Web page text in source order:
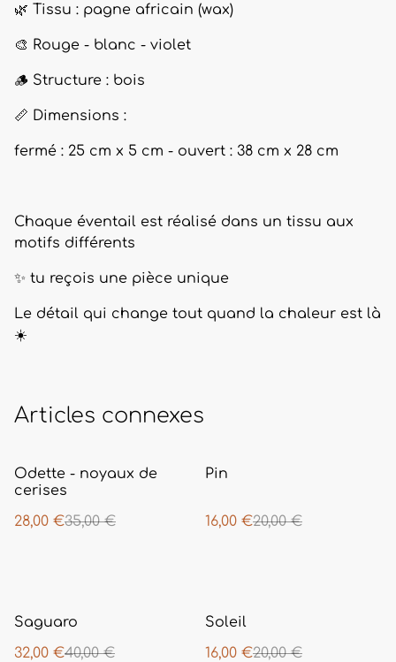
🌿 Tissu : pagne africain (wax)
🎨 Rouge - blanc - violet
🪵 Structure : bois
📏 Dimensions :
fermé : 25 cm x 5 cm - ouvert : 38 cm x 28 cm
Chaque éventail est réalisé dans un tissu aux
motifs différents
✨ tu reçois une pièce unique
Le détail qui change tout quand la chaleur est là
☀️
Articles connexes
%
Odette - noyaux de
cerises
28,00 €35,00 €
%
Pin
16,00 €20,00 €
%
Saguaro
32,00 €40,00 €
%
Soleil
16,00 €20,00 €